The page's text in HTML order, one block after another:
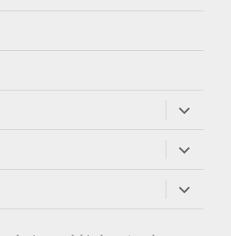
anzeigen
anzeigen
anzeigen